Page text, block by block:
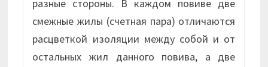
разные стороны. В каждом повиве две
смежные жилы (счетная пара) отличаются
расцветкой изоляции между собой и от
остальных жил данного повива, а две